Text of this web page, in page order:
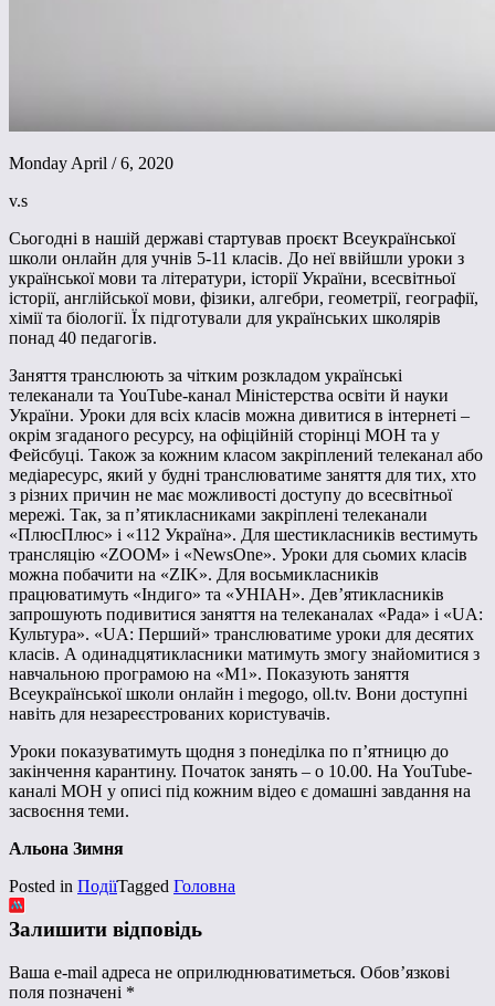
Monday April / 6, 2020
v.s
Сьогодні в нашій державі стартував проєкт Всеукраїнської
школи онлайн для учнів 5-11 класів. До неї ввійшли уроки з
української мови та літератури, історії України, всесвітньої
історії, англійської мови, фізики, алгебри, геометрії, географії,
хімії та біології. Їх підготували для українських школярів
понад 40 педагогів.
Заняття транслюють за чітким розкладом українські
телеканали та YouTube-канал Міністерства освіти й науки
України. Уроки для всіх класів можна дивитися в інтернеті –
окрім згаданого ресурсу, на офіційній сторінці МОН та у
Фейсбуці. Також за кожним класом закріплений телеканал або
медіаресурс, який у будні транслюватиме заняття для тих, хто
з різних причин не має можливості доступу до всесвітньої
мережі. Так, за п’ятикласниками закріплені телеканали
«ПлюсПлюс» і «112 Україна». Для шестикласників вестимуть
трансляцію «ZOOM» і «NewsOne». Уроки для сьомих класів
можна побачити на «ZIK». Для восьмикласників
працюватимуть «Індиго» та «УНІАН». Дев’ятикласників
запрошують подивитися заняття на телеканалах «Рада» і «UA:
Культура». «UA: Перший» транслюватиме уроки для десятих
класів. А одинадцятикласники матимуть змогу знайомитися з
навчальною програмою на «М1». Показують заняття
Всеукраїнської школи онлайн і megogo, oll.tv. Вони доступні
навіть для незареєстрованих користувачів.
Уроки показуватимуть щодня з понеділка по п’ятницю до
закінчення карантину. Початок занять – о 10.00. На YouTube-
каналі МОН у описі під кожним відео є домашні завдання на
засвоєння теми.
Альона Зимня
Posted in ПодіїTagged Головна
Залишити відповідь
Ваша e-mail адреса не оприлюднюватиметься. Обов’язкові
поля позначені *